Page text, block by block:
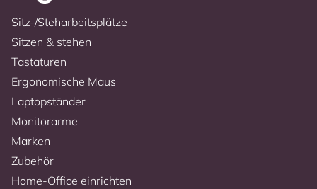
Sitz-/Steharbeitsplätze
Sitzen & stehen
Tastaturen
Ergonomische Maus
Laptopständer
Monitorarme
Marken
Zubehör
Home-Office einrichten